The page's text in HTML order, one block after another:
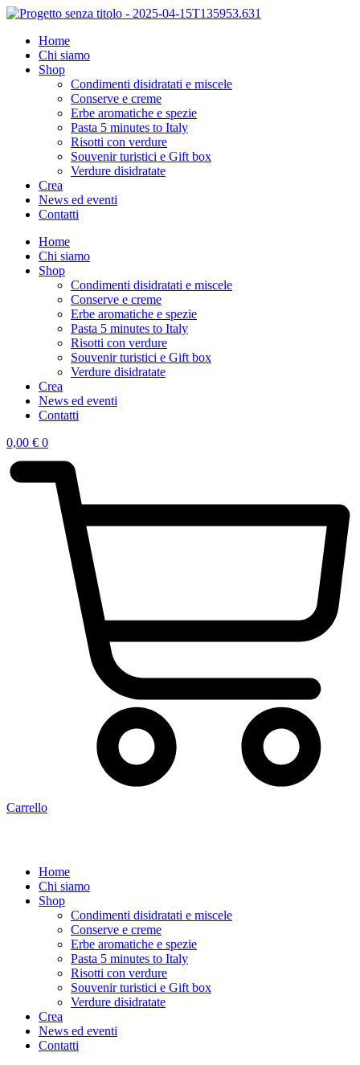
Vai
contenutoHome
Chi siamo
Shop
Condimenti disidratati e miscele
Conserve e creme
Erbe aromatiche e spezie
Pasta 5 minutes to Italy
Risotti con verdure​
Souvenir turistici e Gift box
Verdure disidratate
Crea
News ed eventi
Contatti
Home
Chi siamo
Shop
Condimenti disidratati e miscele
Conserve e creme
Erbe aromatiche e spezie
Pasta 5 minutes to Italy
Risotti con verdure​
Souvenir turistici e Gift box
Verdure disidratate
Crea
News ed eventi
Contatti
0,00 € 0
Carrello
Home
Chi siamo
Shop
Condimenti disidratati e miscele
Conserve e creme
Erbe aromatiche e spezie
Pasta 5 minutes to Italy
Risotti con verdure​
Souvenir turistici e Gift box
Verdure disidratate
Crea
News ed eventi
Contatti